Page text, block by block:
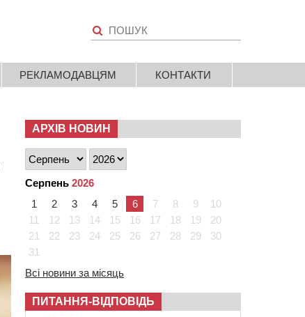
РЕКЛАМОДАВЦЯМ КОНТАКТИ
АРХІВ НОВИН
Серпень 2026
1
2 3 4 5 6 7 8 9
10
11
12 13 14 15 16 17 18 19
20
21
22 23 24 25 26 27 28 29
30
31
Всі новини за місяць
ПИТАННЯ-ВІДПОВІДЬ